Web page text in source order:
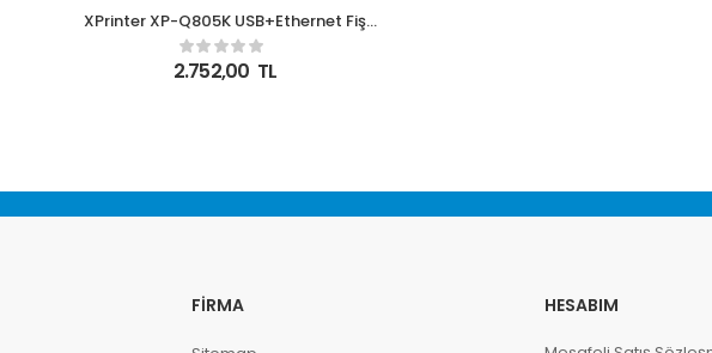
XPrinter XP-Q805K USB+Ethernet Fiş
Yazıcı
2.752,00 TL
FIRMA HESABIM